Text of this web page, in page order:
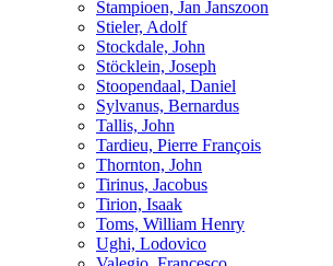
Stampioen, Jan Janszoon
Stieler, Adolf
Stockdale, John
Stöcklein, Joseph
Stoopendaal, Daniel
Sylvanus, Bernardus
Tallis, John
Tardieu, Pierre François
Thornton, John
Tirinus, Jacobus
Tirion, Isaak
Toms, William Henry
Ughi, Lodovico